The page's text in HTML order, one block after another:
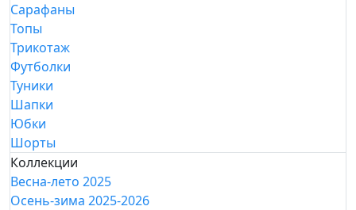
Сарафаны
Топы
Трикотаж
Футболки
Туники
Шапки
Юбки
Шорты
Коллекции
Весна-лето 2025
Осень-зима 2025-2026